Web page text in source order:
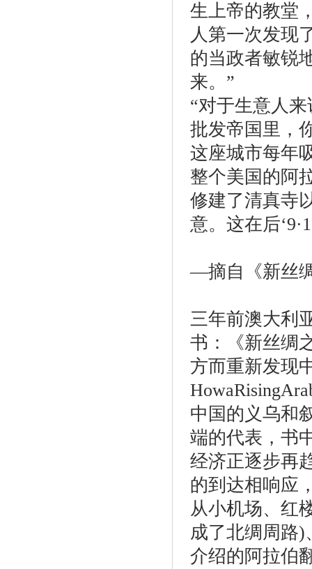
生上帝的教堂
人第一次发现
的当政者敏锐
来。”
“对于生意人
批发帝国里，
这座城市每年
整个美国的阿
修建了清真寺
意。这在后
—摘自《新丝
三年前澳大利
书：《新丝绸
方而重新发现
中国的义乌和
端的代表，书
经济正逐步再
的到达相响应
从小机场、红
成了北绸周路
介绍的阿拉伯